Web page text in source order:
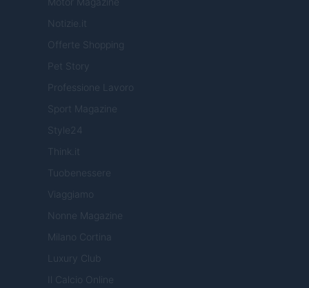
Notizie.it
Offerte Shopping
Pet Story
Professione Lavoro
Sport Magazine
Style24
Think.it
Tuobenessere
Viaggiamo
Nonne Magazine
Milano Cortina
Luxury Club
Il Calcio Online